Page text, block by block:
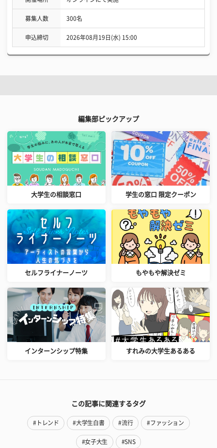
募集人数 300名
申込締切 2026年08月19日(水) 15:00
編集部ピックアップ
大学生の相談窓口 学生の窓口 限定クーポン
セルフライナーノーツ もやもや解決ゼミ
インターンシップ特集 すれみの大学生あるある
この記事に関連するタグ
#トレンド #大学生白書 #流行 #ファッション
#女子大生 #SNS